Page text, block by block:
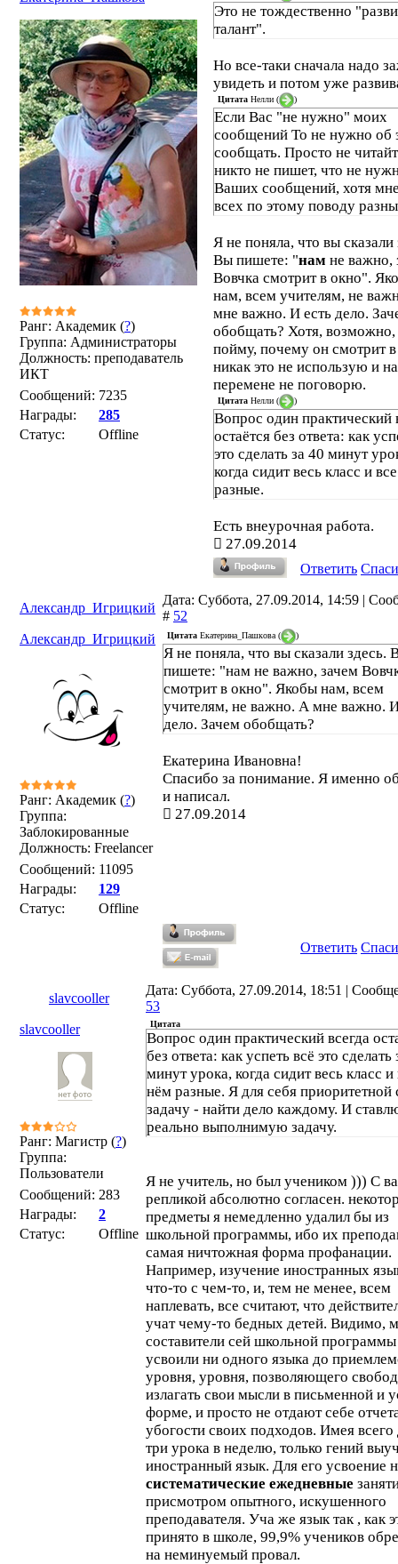
Ранг: Академик (?)
Группа: Администраторы
Должность: преподаватель
ИКТ
Сообщений: 7235
Награды:
285
Статус:
Offline
Это не тождественно
талант".
Но все-таки сначала надо
увидеть и потом уже
Цитата Нелли ( )
Если Вас "не нужно" моих
сообщений То не нужно об
сообщать. Просто не
никто не пишет, что не
Ваших сообщений, хотя
всех по этому поводу
Я не поняла, что вы сказали
Вы пишете: "нам не важно,
Вовчка смотрит в окно".
нам, всем учителям, не
мне важно. И есть дело.
обобщать? Хотя, возможно,
пойму, почему он смотрит
никак это не использую и на
перемене не поговорю.
Цитата Нелли ( )
Вопрос один практический
остаётся без ответа: как
это сделать за 40 минут
когда сидит весь класс и
разные.
Есть внеурочная работа.
27.09.2014
Ответить
Александр_Игрицкий
Дата: Суббота, 27.09.2014, 14:59 |
# 52
Александр_Игрицкий
Ранг: Академик (?)
Группа:
Заблокированные
Должность: Freelancer
Сообщений: 11095
Награды:
129
Статус:
Offline
Цитата Екатерина_Пашкова ( )
Я не поняла, что вы сказали здесь.
пишете: "нам не важно, зачем
смотрит в окно". Якобы нам, всем
учителям, не важно. А мне важно.
дело. Зачем обобщать?
Екатерина Ивановна!
Спасибо за понимание. Я именно
и написал.
27.09.2014
Ответить
slavcooller
Дата: Суббота, 27.09.2014, 18:51 |
53
slavcooller
Ранг: Магистр (?)
Группа:
Пользователи
Сообщений: 283
Награды:
2
Статус:
Offline
Цитата
Вопрос один практический всегда
без ответа: как успеть всё это сделать
минут урока, когда сидит весь класс и
нём разные. Я для себя приоритетной
задачу - найти дело каждому. И
реально выполнимую задачу.
Я не учитель, но был учеником ))) С
репликой абсолютно согласен.
предметы я немедленно удалил бы из
школьной программы, ибо их
самая ничтожная форма профанации.
Например, изучение иностранных
что-то с чем-то, и, тем не менее, всем
наплевать, все считают, что
учат чему-то бедных детей. Видимо,
составители сей школьной
усвоили ни одного языка до
уровня, уровня, позволяющего
излагать свои мысли в письменной и
форме, и просто не отдают себе
убогости своих подходов. Имея всего
три урока в неделю, только гений
иностранный язык. Для его усвоение
систематические ежедневные
присмотром опытного, искушенного
преподавателя. Уча же язык так , как
принято в школе, 99,9% учеников
на неминуемый провал.